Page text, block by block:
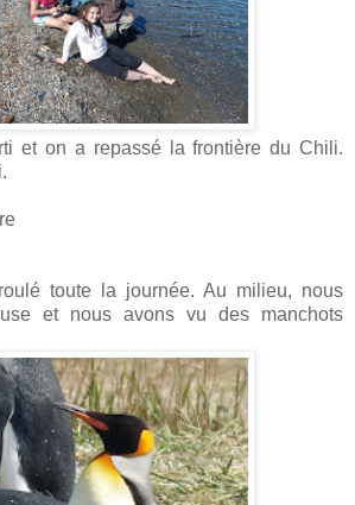
et on a repassé la frontière du Chili.
toute la journée. Au milieu, nous
et nous avons vu des manchots